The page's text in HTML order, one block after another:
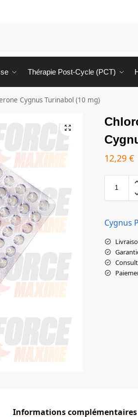
Thérapie Post-Cycle (PCT)
Cygnus Turinabol (10 mg)
12,29 €
Cygnus
Informations complémentaires